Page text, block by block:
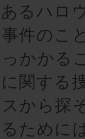
るハロ
件のこ
かかる
関する
から探
ために